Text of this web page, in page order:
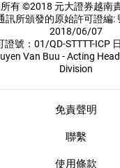
有 ©2018 元大證券越南
訊所頒發的原始許可證編:
2018/06/07
證號：01/QD-STTTT-ICP
Van Buu - Acting
Division
免責聲明
聯繫
使用條款